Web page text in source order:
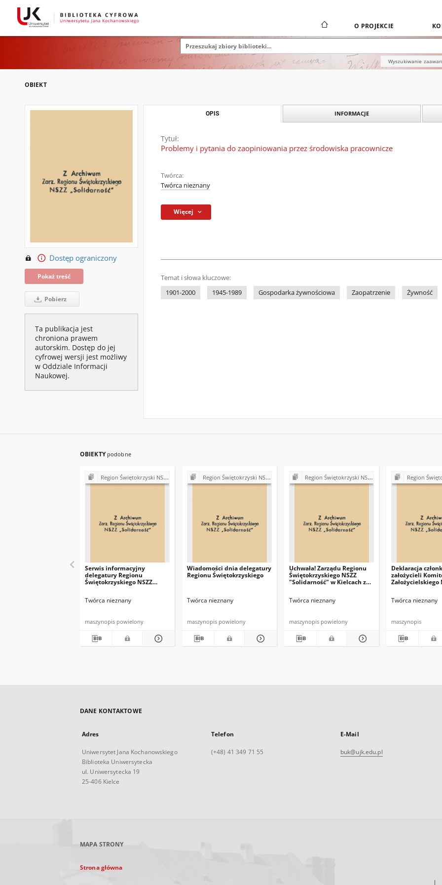
O PROJEKCIE
Wyszukiwanie
OBIEKT
Dostęp ograniczony
Pokaż treść
Pobierz
Ta publikacja jest
chroniona prawem
autorskim. Dostęp do jej
cyfrowej wersji jest możliwy
w Oddziale Informacji
Naukowej.
OPIS INFORMACJE
Tytuł:
Problemy i pytania do zaopiniowania przez środowiska pracownicze
Twórca:
Twórca nieznany
Więcej
Temat i słowa kluczowe:
1901-2000
1945-1989 Gospodarka żywnościowa Zaopatrzenie Żywność
OBIEKTY podobne
Region Świętokrzyski NSZZ "Solidarność". Delegatura Starachowice
Serwis informacyjny
delegatury Regionu
Świętokrzyskiego NSZZ
Twórca nieznany
maszynopis powielony
Region Świętokrzyski NSZZ "Solidarność". Delegatura Starachowice
Wiadomości dnia delegatury
Regionu Świętokrzyskiego
Twórca nieznany
maszynopis powielony
Region Świętokrzyski NSZZ "Solidarność". Delegatura Starachowice
Uchwała! Zarządu Regionu
Świętokrzyskiego NSZZ
"Solidarność" w Kielcach z
Twórca nieznany
maszynopis powielony
Region Świętokrzyski NSZZ
Deklaracja
założycieli
Założycielskiego
Twórca nieznany
maszynopis
DANE KONTAKTOWE
Adres
Uniwersytet Jana Kochanowskiego
Biblioteka Uniwersytecka
ul. Uniwersytecka 19
25-406 Kielce
Telefon
(+48) 41 349 71 55
E-Mail
buk@ujk.edu.pl
MAPA STRONY
Strona główna